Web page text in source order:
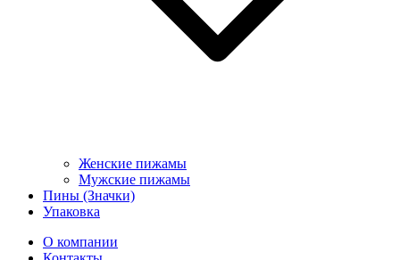
Женские пижамы
Мужские пижамы
Пины (Значки)
Упаковка
О компании